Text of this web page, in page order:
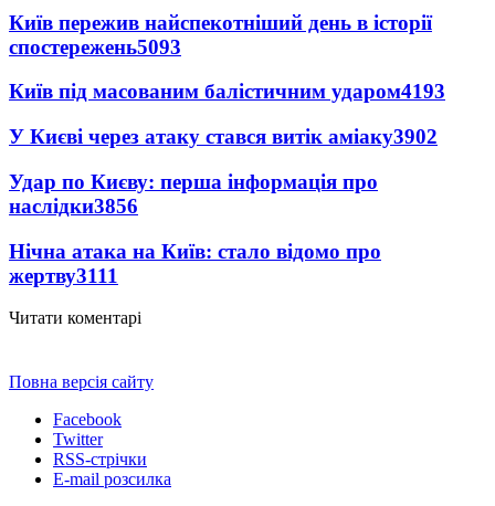
Київ пережив найспекотніший день в історії
спостережень5093
Київ під масованим балістичним ударом4193
У Києві через атаку стався витік аміаку3902
Удар по Києву: перша інформація про
наслідки3856
Нічна атака на Київ: стало відомо про
жертву3111
Читати коментарі
Повна версія сайту
Facebook
Twitter
RSS-стрічки
E-mail розсилка